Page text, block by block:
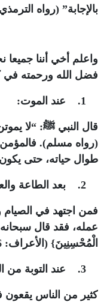
بالإجابة” (رواه
واعلم أخي أننا
فضل الله ورحمته في
قال النبي ﷺ: “لا
(رواه مسلم).
طوال حياته، حتى
فمن اجتهد في الصيام
عمله، فقد قال
الْمُحْسِنِينَ} (الأعراف: 56).
كثير من الناس